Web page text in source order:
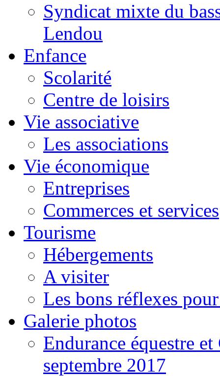
Syndicat mixte du
Lendou
Enfance
Scolarité
Centre de loisirs
Vie associative
Les associations
Vie économique
Entreprises
Commerces et services
Tourisme
Hébergements
A visiter
Les bons réflexes
Galerie photos
Endurance équestre
septembre 2017